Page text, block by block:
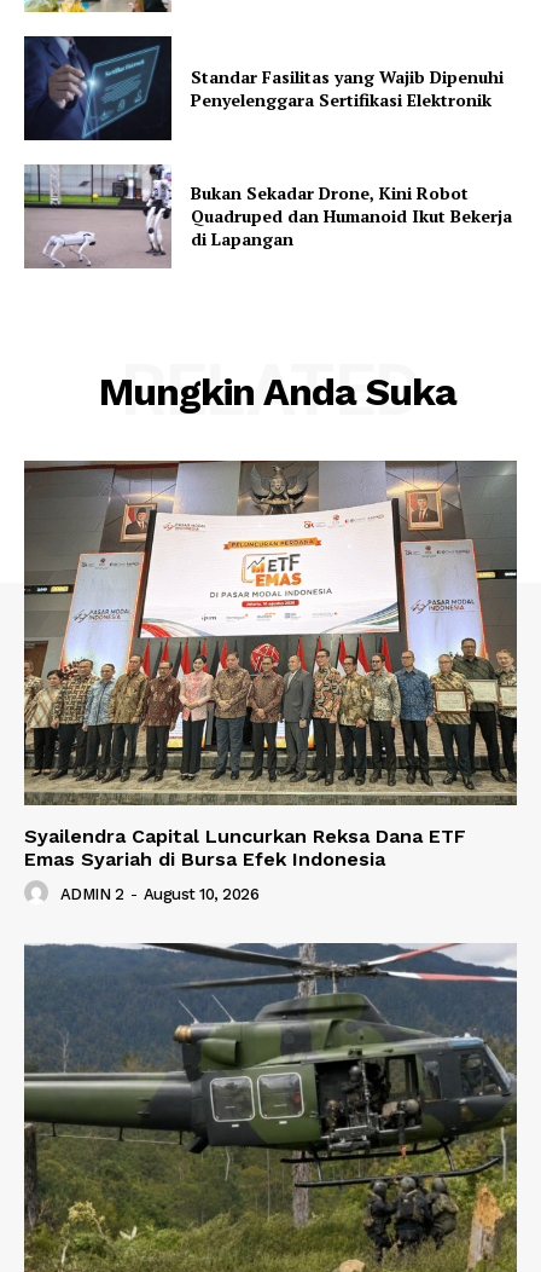
Standar Fasilitas yang Wajib Dipenuhi
Penyelenggara Sertifikasi Elektronik
Bukan Sekadar Drone, Kini Robot
Quadruped dan Humanoid Ikut Bekerja
di Lapangan
Mungkin Anda Suka
RELATED
Syailendra Capital Luncurkan Reksa Dana ETF
Emas Syariah di Bursa Efek Indonesia
ADMIN 2 - August 10, 2026